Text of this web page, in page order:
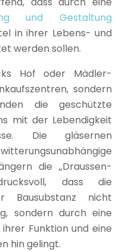
und Gestaltung
in ihrer Lebens- und
werden sollen.
Hof oder Mädler-
sondern
die geschützte
mit der Lebendigkeit
Die gläsernen
die „Draussen-
dass die
Bausubstanz nicht
sondern durch eine
Funktion und eine
hin gelingt.